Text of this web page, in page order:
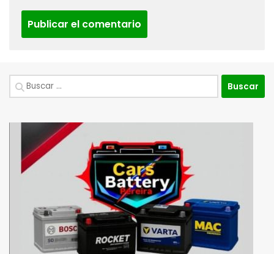
Buscar: